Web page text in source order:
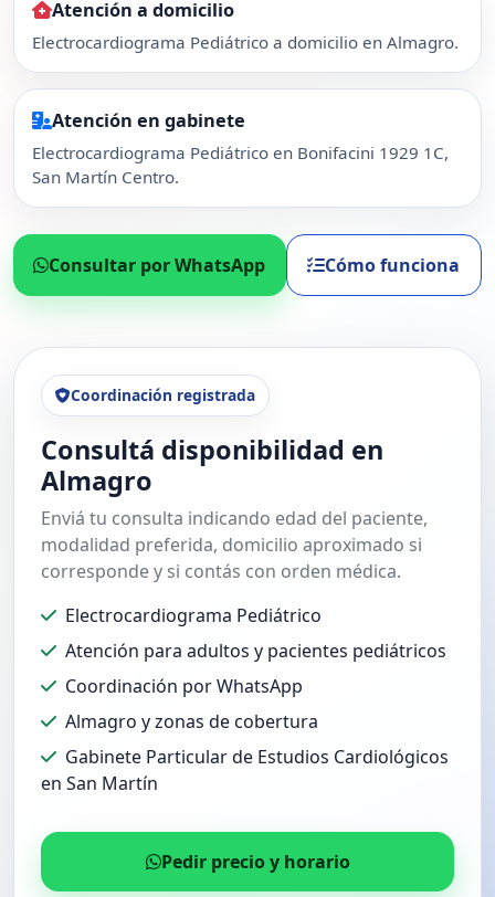
Atención a domicilio
Electrocardiograma Pediátrico a domicilio en Almagro.
Atención en gabinete
Electrocardiograma Pediátrico en Bonifacini 1929 1C,
San Martín Centro.
Consultar por WhatsApp Cómo funciona
Coordinación registrada
Consultá disponibilidad en
Almagro
Enviá tu consulta indicando edad del paciente,
modalidad preferida, domicilio aproximado si
corresponde y si contás con orden médica.
Electrocardiograma Pediátrico
Atención para adultos y pacientes pediátricos
Coordinación por WhatsApp
Almagro y zonas de cobertura
Gabinete Particular de Estudios Cardiológicos
en San Martín
Pedir precio y horario